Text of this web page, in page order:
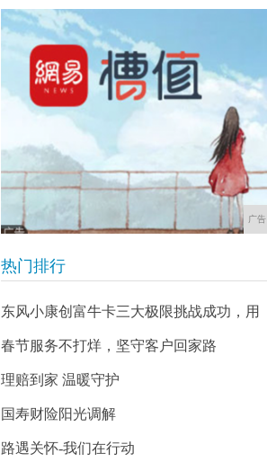
广告
热门排行
东风小康创富牛卡三大极限挑战成功，用
春节服务不打烊，坚守客户回家路
理赔到家 温暖守护
国寿财险阳光调解
路遇关怀-我们在行动